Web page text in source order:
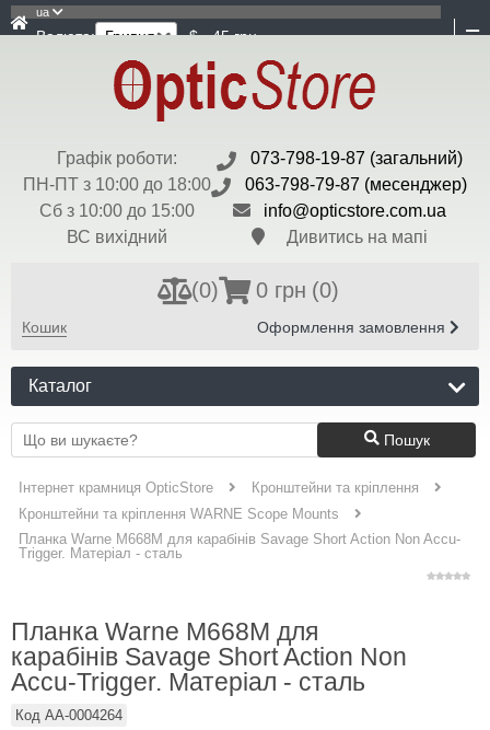
ua
Валюта: $ - 45 грн
Графік роботи:
ПН-ПТ з 10:00 до 18:00
Сб з 10:00 до 15:00
ВС вихідний
073-798-19-87 (загальний)
063-798-79-87 (месенджер)
info@opticstore.com.ua
Дивитись на мапі
(0) 0 грн (0)
Кошик Оформлення замовлення
Каталог
Пошук
Інтернет крамниця OpticStore
Кронштейни та кріплення
Кронштейни та кріплення WARNE Scope Mounts
Планка Warne M668M для карабінів Savage Short Action Non Accu-
Trigger. Матеріал - сталь
Планка Warne M668M для
карабінів Savage Short Action Non
Accu-Trigger. Матеріал - сталь
Код AA-0004264